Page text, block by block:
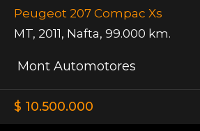
Peugeot 207 Compac Xs
MT, 2011, Nafta, 99.000 km.
Mont Automotores
$ 10.500.000